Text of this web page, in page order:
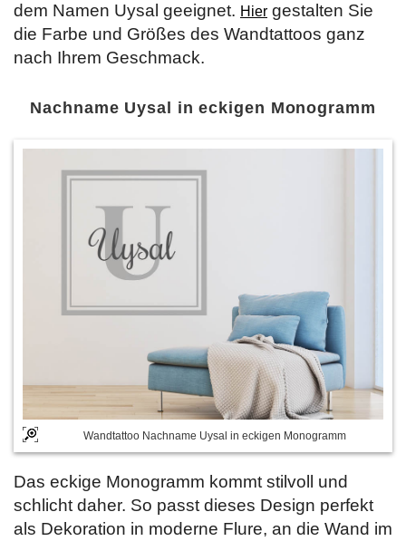
dem Namen Uysal geeignet. Hier gestalten Sie
die Farbe und Größes des Wandtattoos ganz
nach Ihrem Geschmack.
Nachname Uysal in eckigen Monogramm
Wandtattoo Nachname Uysal in eckigen Monogramm
Das eckige Monogramm kommt stilvoll und
schlicht daher. So passt dieses Design perfekt
als Dekoration in moderne Flure, an die Wand im